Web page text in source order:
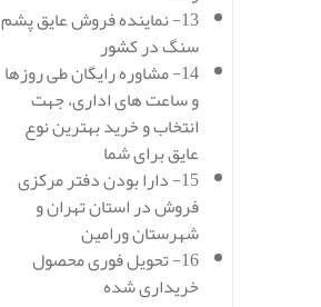
13- نماینده فروش عایق پشم
سنگ در کشور
14- مشاوره رایگان طی روزها
و ساعت های اداری، جهت
انتخاب و خرید بهترین نوع
عایق برای شما
15- دارا بودن دفتر مرکزی
فروش در استان تهران و
شهرستان ورامین
16- تحویل فوری محصول
خریداری شده